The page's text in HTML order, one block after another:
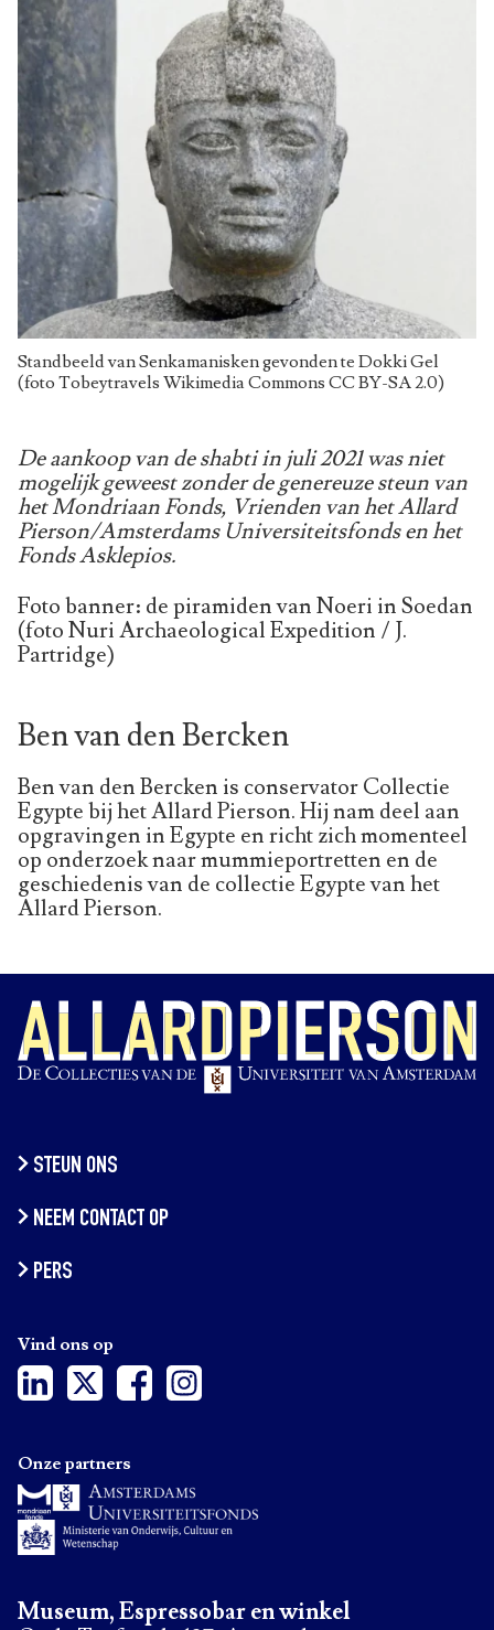
Standbeeld van Senkamanisken gevonden te Dokki Gel
(foto Tobeytravels Wikimedia Commons CC BY-SA 2.0)
De aankoop van de shabti in juli 2021 was niet
mogelijk geweest zonder de genereuze steun van
het Mondriaan Fonds, Vrienden van het Allard
Pierson/Amsterdams Universiteitsfonds en het
Fonds Asklepios.
Foto banner: de piramiden van Noeri in Soedan
(foto Nuri Archaeological Expedition / J.
Partridge)
Ben van den Bercken
Ben van den Bercken is conservator Collectie
Egypte bij het Allard Pierson. Hij nam deel aan
opgravingen in Egypte en richt zich momenteel
op onderzoek naar mummieportretten en de
geschiedenis van de collectie Egypte van het
Allard Pierson.
STEUN ONS
NEEM CONTACT OP
PERS
Vind ons op
Museum, Espressobar en winkel
Onze partners